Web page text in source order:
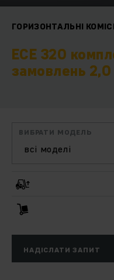
ГОРИЗОНТАЛЬНІ
ECE 320
замовлень 2,0
всі моделі
ВИБРАТИ МОДЕЛЬ
НАДІСЛАТИ ЗАПИТ